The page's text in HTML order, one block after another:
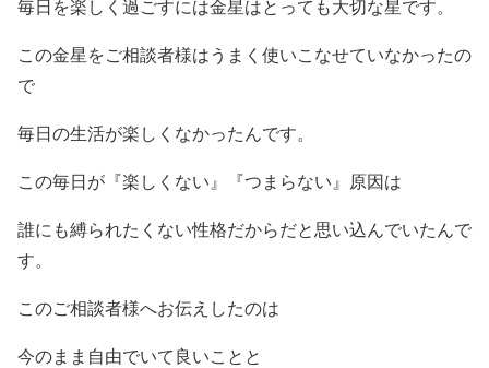
毎日を楽しく過ごすには金星はとっても大切な星です。
この金星をご相談者様はうまく使いこなせていなかったの
で
毎日の生活が楽しくなかったんです。
この毎日が『楽しくない』『つまらない』原因は
誰にも縛られたくない性格だからだと思い込んでいたんで
す。
このご相談者様へお伝えしたのは
今のまま自由でいて良いことと